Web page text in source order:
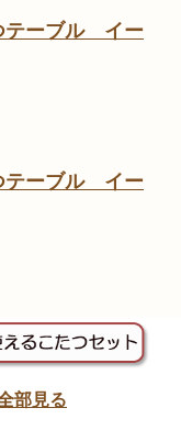
テーブル イー
テーブル イー
部見る